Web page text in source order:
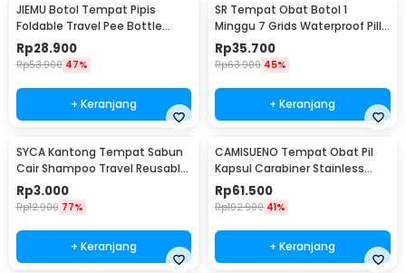
JIEMU Botol Tempat Pipis
Foldable Travel Pee Bottle
750ml - PA341
Rp28.900
Rp53.900 47%
+ Keranjang
SR Tempat Obat Botol 1
Minggu 7 Grids Waterproof Pill
Container - SR070273
Rp35.700
Rp63.900 45%
+ Keranjang
SYCA Kantong Tempat Sabun
Cair Shampoo Travel Reusable
Pouch 50ml - Z21
Rp3.000
Rp12.900 77%
+ Keranjang
CAMISUENO Tempat Obat Pil
Kapsul Carabiner Stainless
Steel Waterproof 73mm - CM1
Rp61.500
Rp102.900 41%
+ Keranjang